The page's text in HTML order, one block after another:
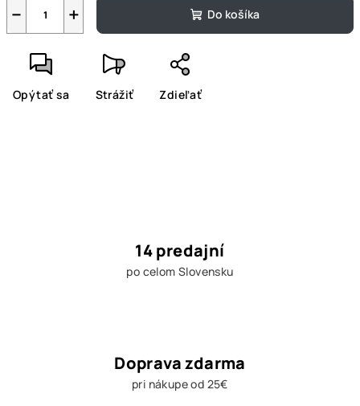
+
− Do košíka
Opýtať sa Strážiť Zdieľať
14 predajní
po celom Slovensku
Doprava zdarma
pri nákupe od 25€